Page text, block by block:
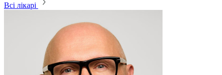
Всі лікарі